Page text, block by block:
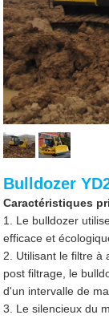
Bulldozer
Caractéristiques
1. Le bulldozer
efficace et
2. Utilisant le filtre à
post filtrage, le
d'un intervalle de
3. Le silencieux du